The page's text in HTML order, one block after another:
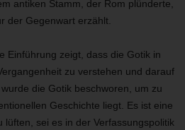
antiken Stamm, der Rom plünderte,
der Gegenwart erzählt.
Einführung zeigt, dass die Gotik in
zu verstehen und darauf
die Gotik beschworen, um zu
Geschichte liegt. Es ist eine
lüften, sei es in der Verfassungspolitik